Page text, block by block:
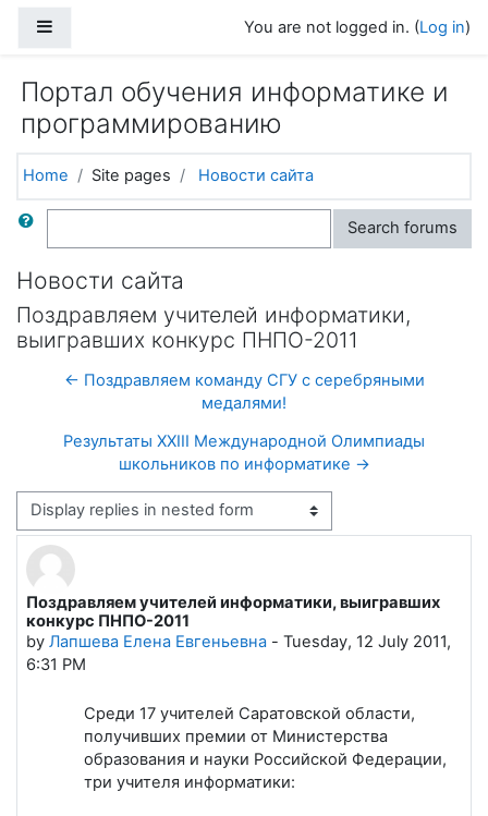
You are not logged in. (Log in)
Портал обучения информатике и
программированию
Home Site pages Новости сайта
Search Search forums
Новости сайта
Поздравляем учителей информатики,
выигравших конкурс ПНПО-2011
← Поздравляем команду СГУ с серебряными
медалями!
Результаты XXIII Международной Олимпиады
школьников по информатике →
Display mode
Поздравляем учителей информатики, выигравших
конкурс ПНПО-2011
by Лапшева Елена Евгеньевна - Tuesday, 12 July 2011,
6:31 PM
Number of replies: 0
Среди 17 учителей Саратовской области,
получивших премии от Министерства
образования и науки Российской Федерации,
три учителя информатики: